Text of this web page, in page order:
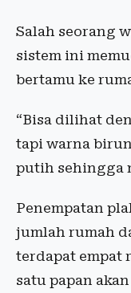
Salah seorang
sistem ini
bertamu ke
“Bisa dilihat
tapi warna
putih sehingga
Penempatan
jumlah rumah
terdapat empat
satu papan